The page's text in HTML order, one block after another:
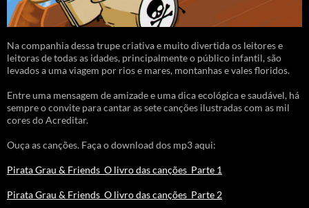
Na companhia dessa trupe criativa e muito divertida os leitores e
leitoras de todas as idades, principalmente o público infantil, são
levados a uma viagem por rios e mares, montanhas e vales floridos.
Entre uma mensagem de amizade e uma dica ecológica e saudável, há
sempre o convite para cantar as sete canções ilustradas com as mil
cores do Acreditar.
Ouça as canções. Faça o download dos mp3 aqui:
Pirata Grau & Friends_O livro das canções_Parte 1
Pirata Grau & Friends_O livro das canções_Parte 2